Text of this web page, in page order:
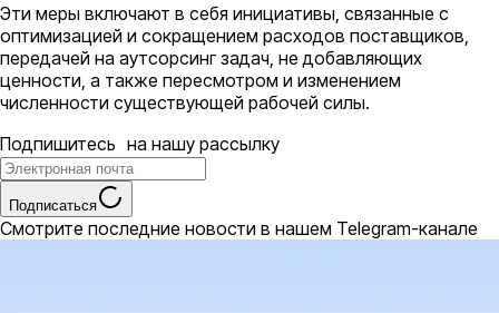
Эти меры включают в себя инициативы, связанные с
оптимизацией и сокращением расходов поставщиков,
передачей на аутсорсинг задач, не добавляющих
ценности, а также пересмотром и изменением
численности существующей рабочей силы.
Подпишитесь на нашу рассылку
Подписаться
Смотрите последние новости в нашем Telegram-канале